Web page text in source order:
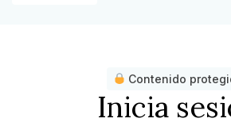
Contenido
Inicia